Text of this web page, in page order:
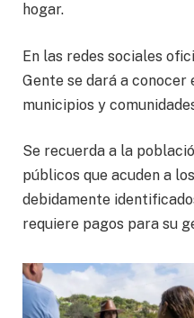
hogar.
En las redes sociales
Gente se dará a conocer
municipios y
Se recuerda a la
públicos que acuden a
debidamente
requiere pagos para su